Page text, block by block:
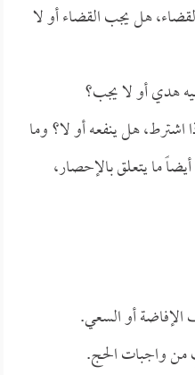
هل يجب القضاء أو لا
هدي أو لا يجب؟
اشترط، هل ينفعه أو لا؟ وما
ما يتعلق بالإحصار،
أو السعي.
من واجبات الحج.